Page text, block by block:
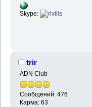
Skype:
trir
ADN Club
Сообщений: 476
Карма: 63